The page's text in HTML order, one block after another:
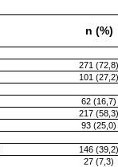
n (%)
271 (72,8)
101 (27,2)
62 (16,7)
217 (58,3)
93 (25,0)
146 (39,2)
27 (7,3)